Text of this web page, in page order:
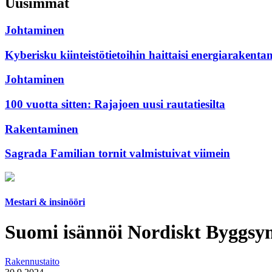
Johtaminen
Kyberisku kiinteistötietoihin haittaisi
Johtaminen
100 vuotta sitten: Rajajoen uusi rautatiesilta
Rakentaminen
Sagrada Familian tornit valmistuivat viimein
Mestari & insinööri
Suomi isännöi Nordiskt
Rakennustaito